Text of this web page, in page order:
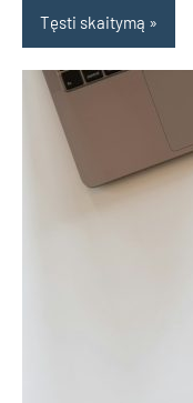
Tęsti skaitymą